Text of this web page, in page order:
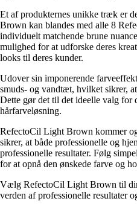
Et af produkternes unikke træk er
Brown kan blandes med alle 8
individuelt matchende brune
mulighed for at udforske deres
looks til deres kunder.
Udover sin imponerende
smuds- og vandtæt, hvilket sikrer,
Dette gør det til det ideelle valg for
hårfarveløsning.
RefectoCil Light Brown kommer
sikrer, at både professionelle og
professionelle resultater. Følg
for at opnå den ønskede farve og
Vælg RefectoCil Light Brown til
verden af professionelle resultater